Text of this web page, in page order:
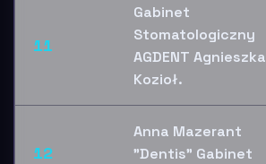
11
Gabinet
Stomatologiczny
AGDENT Agnieszka
Kozioł.
12
Anna Mazerant
"Dentis" Gabinet